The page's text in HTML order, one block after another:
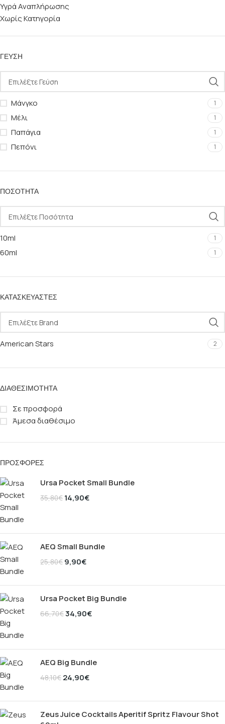
Υγρά Αναπλήρωσης
Χωρίς Κατηγορία
ΓΕΎΣΗ
Μάνγκο 1
Μέλι 1
Παπάγια 1
Πεπόνι 1
ΠΟΣΌΤΗΤΑ
10ml 1
60ml 1
ΚΑΤΑΣΚΕΥΑΣΤΈΣ
American Stars 2
ΔΙΑΘΕΣΙΜΌΤΗΤΑ
Σε προσφορά
Άμεσα διαθέσιμο
ΠΡΟΣΦΟΡΈΣ
Ursa Pocket Small Bundle
35,80€ 14,90€
AEQ Small Bundle
25,80€ 9,90€
Ursa Pocket Big Bundle
66,70€34,90€
AEQ Big Bundle
48,10€ 24,90€
Zeus Juice Cocktails Aperitif Spritz Flavour Shot